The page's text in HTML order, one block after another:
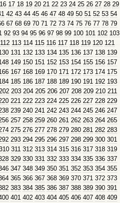
16 17 18 19 20 21 22 23 24 25 26 27 28 29
42 43 44 45 46 47 48 49 50 51 52 53 54
67 68 69 70 71 72 73 74 75 76 77 78 79
92 93 94 95 96 97 98 99 100 101 102 103
112 113 114 115 116 117 118 119 120 121
131 132 133 134 135 136 137 138 139
149 150 151 152 153 154 155 156 157
167 168 169 170 171 172 173 174 175
185 186 187 188 189 190 191 192 193
203 204 205 206 207 208 209 210 211
221 222 223 224 225 226 227 228 229
239 240 241 242 243 244 245 246 247
257 258 259 260 261 262 263 264 265
275 276 277 278 279 280 281 282 283
293 294 295 296 297 298 299 300 301
311 312 313 314 315 316 317 318 319
329 330 331 332 333 334 335 336 337
347 348 349 350 351 352 353 354 355
365 366 367 368 369 370 371 372 373
383 384 385 386 387 388 389 390 391
401 402 403 404 405 406 407 408 409